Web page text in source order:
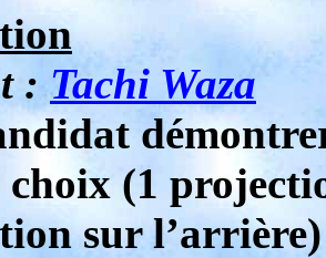
: Tachi Waza
choix (1
sur